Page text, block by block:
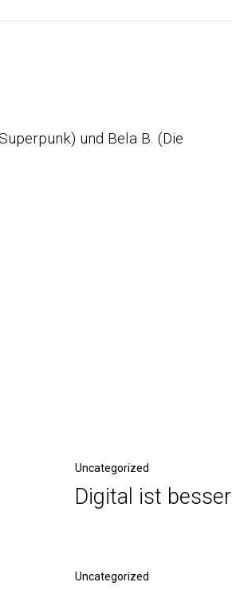
und Bela B. (Die
Uncategorized
Digital ist besser
Uncategorized